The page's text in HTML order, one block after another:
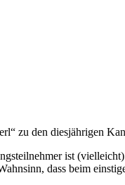
zu den diesjährigen
ist
dass beim